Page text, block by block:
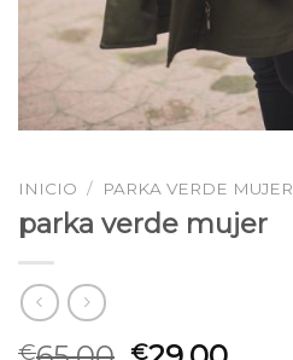
INICIO / PARKA VERDE MUJER
parka verde mujer
€ €